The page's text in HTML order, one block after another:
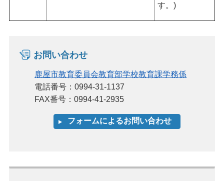
す。)
お問い合わせ
鹿屋市教育委員会教育部学校教育課学務係
電話番号：0994-31-1137
FAX番号：0994-41-2935